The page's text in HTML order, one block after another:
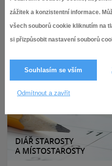
zážitek a konzistentní informace.
všech souborů cookie kliknutím na
si přizpůsobit nastavení souborů
Souhlasím se vším
Odmítnout a zavřít
16.11.2017